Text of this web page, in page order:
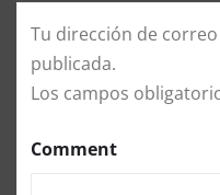
Tu dirección de
publicada.
Los campos
Comment